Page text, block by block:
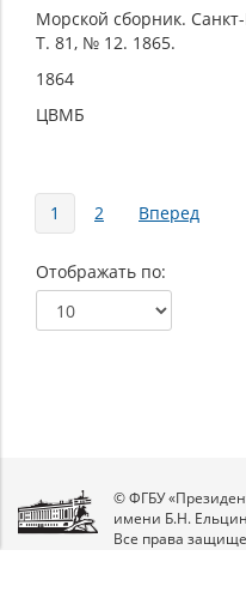
Морской сборник.
Т. 81, № 12. 1865.
1864
ЦВМБ
Страницы
1 2 Вперед
Отображать по
© ФГБУ
имени Б.Н.
Все права